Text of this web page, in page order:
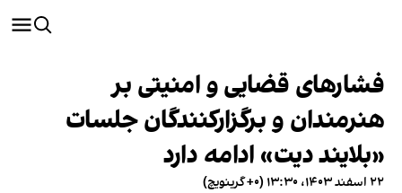
فشارهای قضایی و امنیتی بر
هنرمندان و برگزارکنندگان جلسات
«بلایند دیت» ادامه دارد
۲۲ اسفند ۱۴۰۳، ۱۳:۳۰ (‎+۰ گرینویچ)